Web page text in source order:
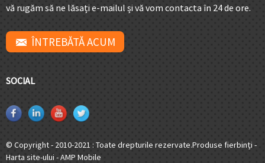
vă rugăm să ne lăsați e-mailul și vă vom contacta în 24 de ore.
ÎNTREBĂTĂ ACUM
SOCIAL
© Copyright - 2010-2021 : Toate drepturile rezervate.Produse fierbinți -
Harta site-ului -AMP Mobile